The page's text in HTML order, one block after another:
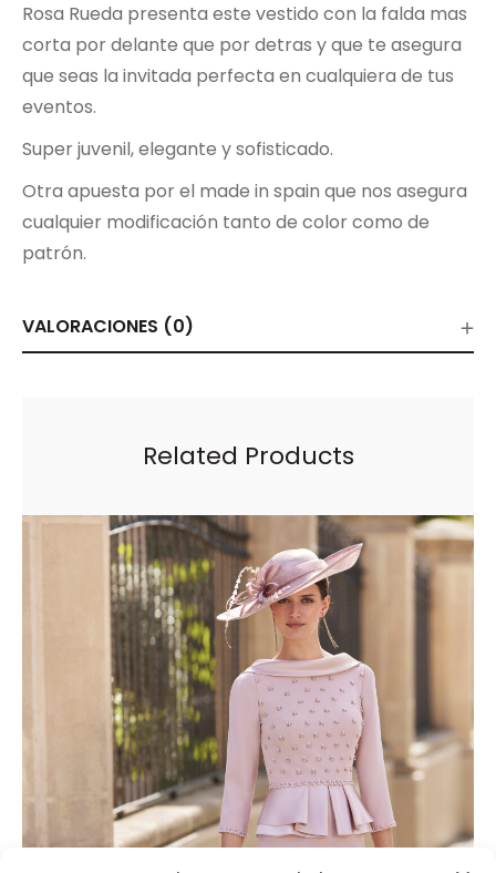
Rosa Rueda presenta este vestido con la falda mas
corta por delante que por detras y que te asegura
que seas la invitada perfecta en cualquiera de tus
eventos.
Super juvenil, elegante y sofisticado.
Otra apuesta por el made in spain que nos asegura
cualquier modificación tanto de color como de
patrón.
VALORACIONES (0)
Related Products